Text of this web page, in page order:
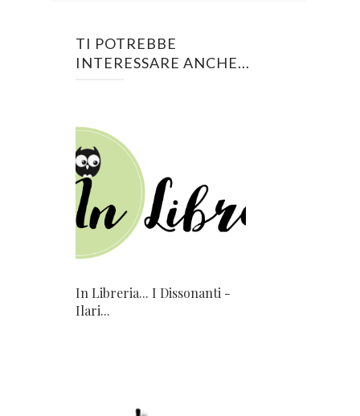
TI POTREBBE
INTERESSARE ANCHE...
In Libreria... I Dissonanti -
Ilari...